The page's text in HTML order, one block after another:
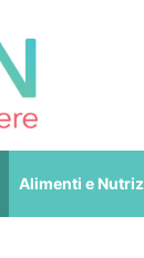
Alimenti e